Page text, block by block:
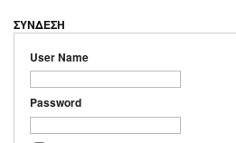
ΣΥΝΔΕΣΗ
User Name
Password